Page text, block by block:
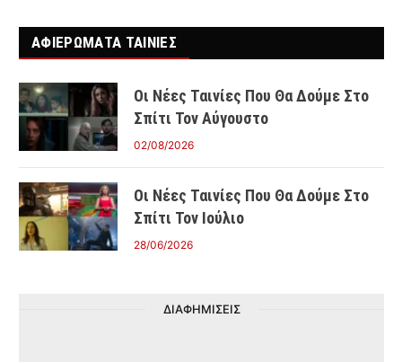
ΑΦΙΕΡΩΜΑΤΑ ΤΑΙΝΊΕΣ
Οι Νέες Ταινίες Που Θα Δούμε Στο
Σπίτι Τον Αύγουστο
02/08/2026
Οι Νέες Ταινίες Που Θα Δούμε Στο
Σπίτι Τον Ιούλιο
28/06/2026
ΔΙΑΦΗΜΙΣΕΙΣ